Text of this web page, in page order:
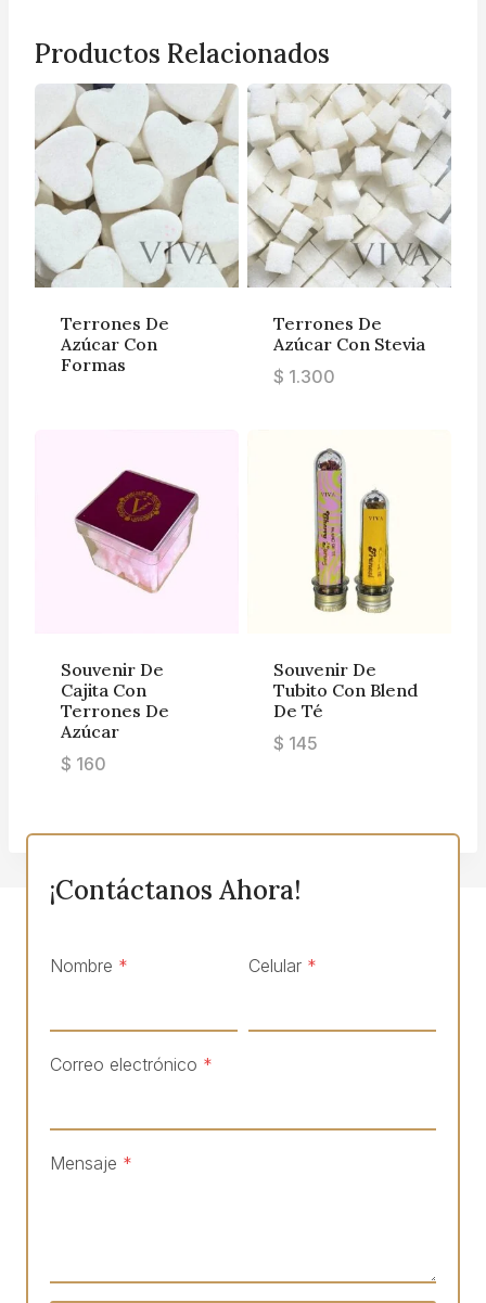
Productos Relacionados
Terrones De
Azúcar Con
Formas
Terrones De
Azúcar Con Stevia
$ 1.300
Souvenir De
Cajita Con
Terrones De
Azúcar
$ 160
Souvenir De
Tubito Con Blend
De Té
$ 145
¡Contáctanos Ahora!
Nombre * Celular *
Correo electrónico *
Mensaje *